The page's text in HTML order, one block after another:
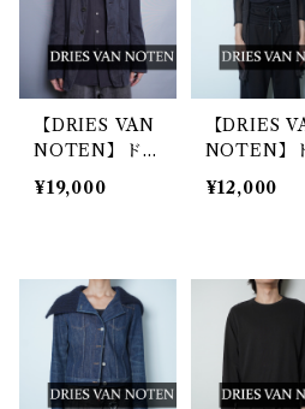
【DRIES VAN
NOTEN】ドリ
スヴァンノッテ
ン ギミックコ
¥19,000
【DRIES
NOTEN】
スヴァンノ
ン 新品未使
トデザイン
ディガン
¥12,000